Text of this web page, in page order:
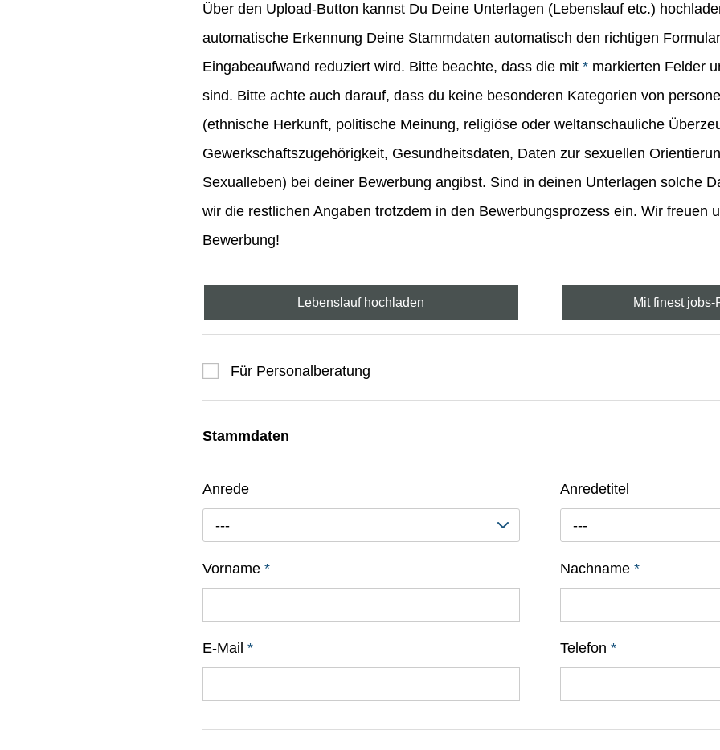
Über den Upload-Button kannst Du Deine Unterlagen (Lebenslauf etc.)
automatische Erkennung Deine Stammdaten automatisch den richtigen
Eingabeaufwand reduziert wird. Bitte beachte, dass die mit * markierten Felder
sind. Bitte achte auch darauf, dass du keine besonderen Kategorien von
(ethnische Herkunft, politische Meinung, religiöse oder weltanschauliche
Gewerkschaftszugehörigkeit, Gesundheitsdaten, Daten zur sexuellen
Sexualleben) bei deiner Bewerbung angibst. Sind in deinen Unterlagen solche
wir die restlichen Angaben trotzdem in den Bewerbungsprozess ein. Wir freuen
Bewerbung!
Lebenslauf hochladen Mit finest
Für Personalberatung
Stammdaten
Anrede
---
Anredetitel
---
Vorname * Nachname*
E-Mail * Telefon*